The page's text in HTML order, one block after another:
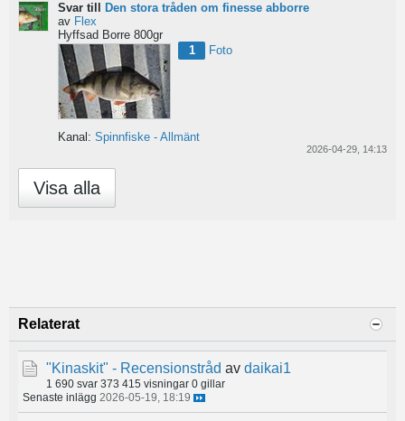
Svar till
Den stora tråden om finesse abborre
av Flex
Hyffsad Borre 800gr
1
Foto
Kanal: Spinnfiske - Allmänt
2026-04-29, 14:13
Visa alla
Relaterat
"Kinaskit" - Recensionstråd av daikai1
1 690 svar 373 415 visningar 0 gillar
Senaste inlägg 2026-05-19, 18:19